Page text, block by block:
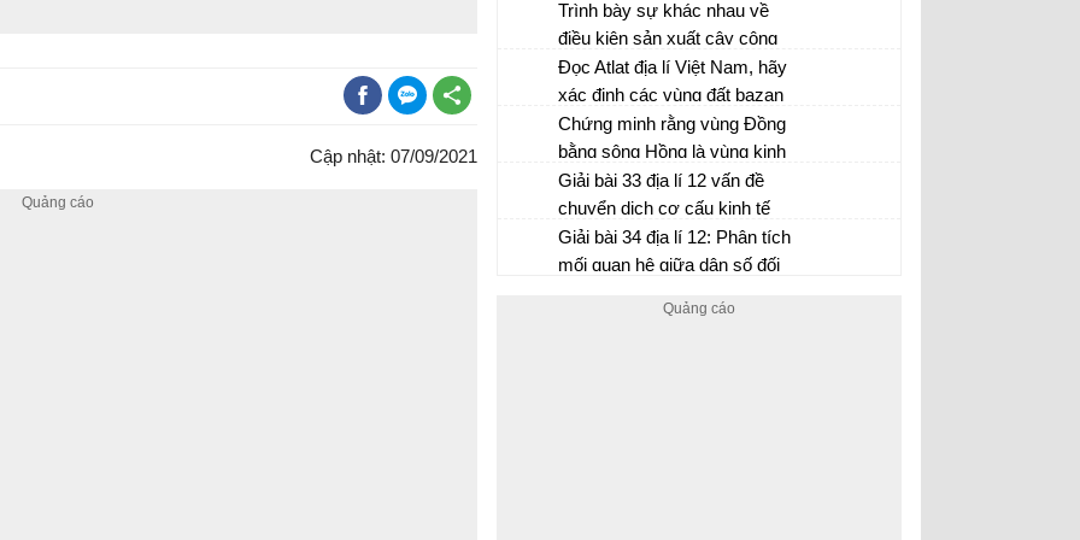
Cập nhật: 07/09/2021
thuận lợi về vị trí địa lí trong
phát triển nền kinh tế mở của
vùng?
trí dẫn đầu trong phân công
lao động giữa các vùng trong
nước?
Trình bày sự khác nhau về
điều kiện sản xuất cây công
nghiệp giữa vùng Trung du và
miền núi phía Bắc và vùng
Đông Nam Bộ?
Đọc Atlat địa lí Việt Nam, hãy
xác định các vùng đất bazan
và đối chiếu với các vùng
phân bố cây công nghiệp ở
Tây Nguyên?
Chứng minh rằng vùng Đồng
bằng sông Hồng là vùng kinh
tế có vai trò quan trọng trong
sự phát triển kinh tế xã hội của
nước ta?
Giải bài 33 địa lí 12 vấn đề
chuyển dịch cơ cấu kinh tế
theo ngành ở Đồng bằng sông
Hồng
Giải bài 34 địa lí 12: Phân tích
mối quan hệ giữa dân số đối
Đồng bằng sông Hồng